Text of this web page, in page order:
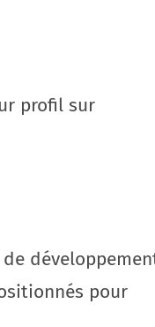
profil sur
pour